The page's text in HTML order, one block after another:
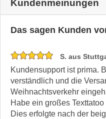
Kundenmeinungen
Das sagen Kunden
S. aus
Kundensupport ist prima.
verständlich und die
Weihnachtsverkehr
Habe ein großes
Dies erfolgte nach der